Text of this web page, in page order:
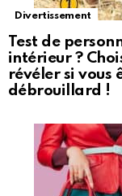
Divertissement
Test de
intérieur ?
révéler si vous
débrouillard !